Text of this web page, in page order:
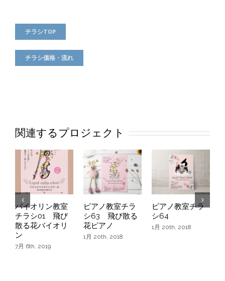
チラシTOP
チラシ価格・流れ
関連するプロジェクト
バイオリン教室
チラシ01 飛び
散る花バイオリ
ン
7月 6th, 2019
ピアノ教室チラ
シ63 飛び散る
花ピアノ
1月 20th, 2018
ピアノ教室チラ
シ64
1月 20th, 2018